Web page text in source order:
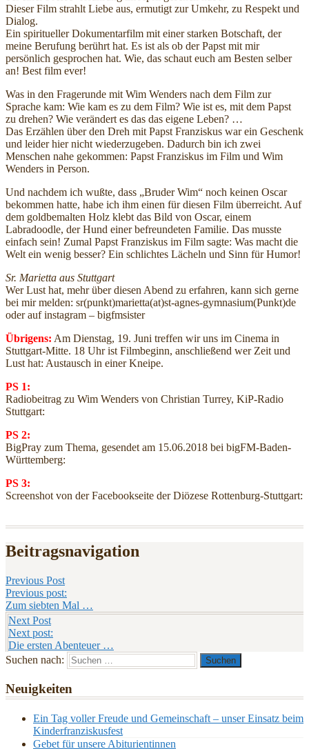
Dieser Film strahlt Liebe aus, ermutigt zur Umkehr, zu Respekt und
Dialog.
Ein spiritueller Dokumentarfilm mit einer starken Botschaft, der
meine Berufung berührt hat. Es ist als ob der Papst mit mir
persönlich gesprochen hat. Wie, das schaut euch am Besten selber
an! Best film ever!
Was in den Fragerunde mit Wim Wenders nach dem Film zur
Sprache kam: Wie kam es zu dem Film? Wie ist es, mit dem Papst
zu drehen? Wie verändert es das das eigene Leben? …
Das Erzählen über den Dreh mit Papst Franziskus war ein Geschenk
und leider hier nicht wiederzugeben. Dadurch bin ich zwei
Menschen nahe gekommen: Papst Franziskus im Film und Wim
Wenders in Person.
Und nachdem ich wußte, dass „Bruder Wim“ noch keinen Oscar
bekommen hatte, habe ich ihm einen für diesen Film überreicht. Auf
dem goldbemalten Holz klebt das Bild von Oscar, einem
Labradoodle, der Hund einer befreundeten Familie. Das musste
einfach sein! Zumal Papst Franziskus im Film sagte: Was macht die
Welt ein wenig besser? Ein schlichtes Lächeln und Sinn für Humor!
Sr. Marietta aus Stuttgart
Wer Lust hat, mehr über diesen Abend zu erfahren, kann sich gerne
bei mir melden: sr(punkt)marietta(at)st-agnes-gymnasium(Punkt)de
oder auf instagram – bigfmsister
Übrigens: Am Dienstag, 19. Juni treffen wir uns im Cinema in
Stuttgart-Mitte. 18 Uhr ist Filmbeginn, anschließend wer Zeit und
Lust hat: Austausch in einer Kneipe.
PS 1:
Radiobeitrag zu Wim Wenders von Christian Turrey, KiP-Radio
Stuttgart:
PS 2:
BigPray zum Thema, gesendet am 15.06.2018 bei bigFM-Baden-
Württemberg:
PS 3:
Screenshot von der Facebookseite der Diözese Rottenburg-Stuttgart:
Beitragsnavigation
Previous Post
Previous post:
Zum siebten Mal …
Next Post
Next post:
Die ersten Abenteuer …
Suchen nach:
Neuigkeiten
Ein Tag voller Freude und Gemeinschaft – unser Einsatz beim
Kinderfranziskusfest
Gebet für unsere Abiturientinnen